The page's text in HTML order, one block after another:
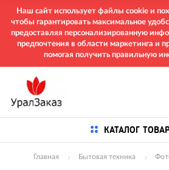
Наш сайт использует файлы cookie и
чтобы гарантировать максимальное
предоставляя персонализированную
предпочтения в области маркетинга и
помогая получить правильную
КАТАЛОГ
Главная Бытовая техника